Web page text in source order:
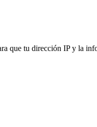
que tu dirección IP y la